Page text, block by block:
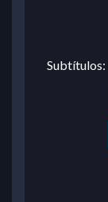
Subtítulos: